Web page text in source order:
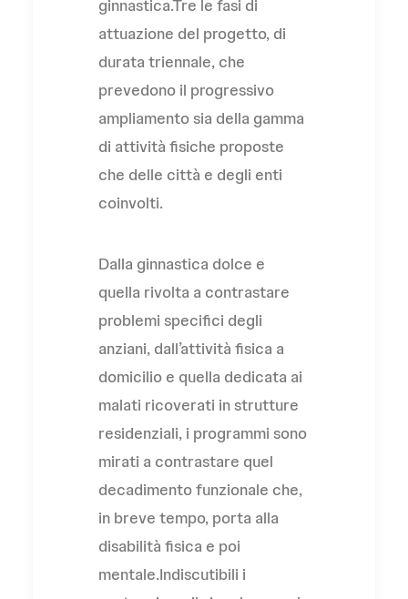
ginnastica.Tre le fasi di
attuazione del progetto, di
durata triennale, che
prevedono il progressivo
ampliamento sia della gamma
di attività fisiche proposte
che delle città e degli enti
coinvolti.
Dalla ginnastica dolce e
quella rivolta a contrastare
problemi specifici degli
anziani, dall’attività fisica a
domicilio e quella dedicata ai
malati ricoverati in strutture
residenziali, i programmi sono
mirati a contrastare quel
decadimento funzionale che,
in breve tempo, porta alla
disabilità fisica e poi
mentale.Indiscutibili i